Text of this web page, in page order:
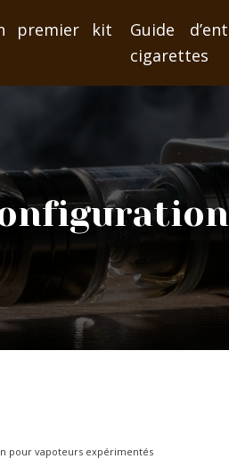
premier kit
Guide
cigarettes
pour vapoteurs expérimentés